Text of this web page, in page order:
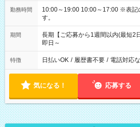
勤務時間
10:00～19:00 10:00～17:00 ※表記のうち実働6時間から8時間で
す。
期間
長期【ご応募から1週間以内(最短2
即日～
特徴 日払いOK / 履歴書不要 / 電話対応
気になる！ 応募する